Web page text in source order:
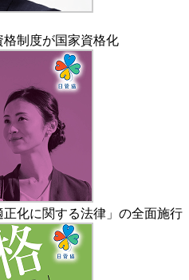
格制度が国家資格化
正化に関する法律」の全面施行